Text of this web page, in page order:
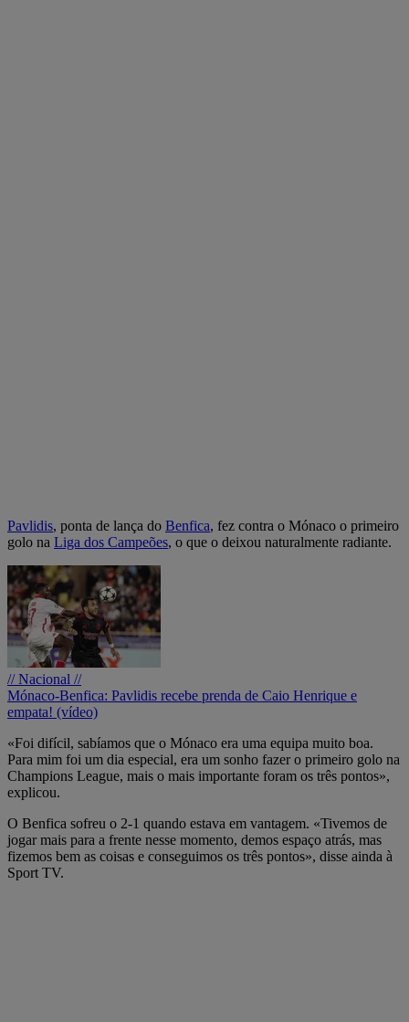
Pavlidis, ponta de lança do Benfica, fez contra o Mónaco o primeiro
golo na Liga dos Campeões, o que o deixou naturalmente radiante.
// Nacional //
Mónaco-Benfica: Pavlidis recebe prenda de Caio Henrique e
empata! (vídeo)
«Foi difícil, sabíamos que o Mónaco era uma equipa muito boa.
Para mim foi um dia especial, era um sonho fazer o primeiro golo na
Champions League, mais o mais importante foram os três pontos»,
explicou.
O Benfica sofreu o 2-1 quando estava em vantagem. «Tivemos de
jogar mais para a frente nesse momento, demos espaço atrás, mas
fizemos bem as coisas e conseguimos os três pontos», disse ainda à
Sport TV.